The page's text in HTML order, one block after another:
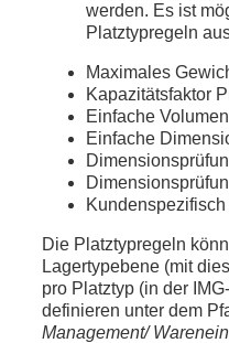
werden. Es ist
Platztypregeln
Maximales
Kapazitätsfaktor
Einfache
Einfache
Kundenspezifisch
Die Platztypregeln
Lagertypebene (mit
pro Platztyp (in der
definieren unter dem
Management/